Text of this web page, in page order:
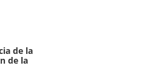
de la
de la